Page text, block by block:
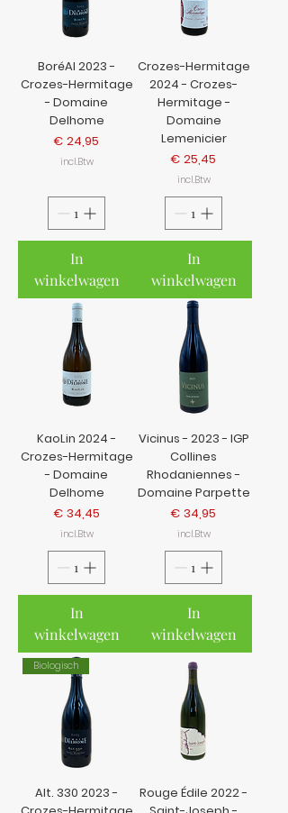
BoréAl 2023 -
Crozes-Hermitage
- Domaine
Delhome
Prijs
€ 24,95
incl.Btw
In
winkelwagen
Crozes-Hermitage
2024 - Crozes-
Hermitage -
Domaine
Lemenicier
Prijs
€ 25,45
incl.Btw
In
winkelwagen
KaoLin 2024 -
Crozes-Hermitage
- Domaine
Delhome
Prijs
€ 34,45
incl.Btw
In
winkelwagen
Vicinus - 2023 - IGP
Collines
Rhodaniennes -
Domaine Parpette
Prijs
€ 34,95
incl.Btw
In
winkelwagen
Biologisch
Alt. 330 2023 -
Rouge Édile 2022 -